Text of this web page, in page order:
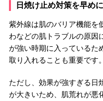
日焼け止め対策を早め
紫外線は肌のバリア機能を
わなどの肌トラブルの原因
が強い時期に入っているた
取り入れることも重要です。
ただし、効果が強すぎる日
が大きいため、肌荒れが悪